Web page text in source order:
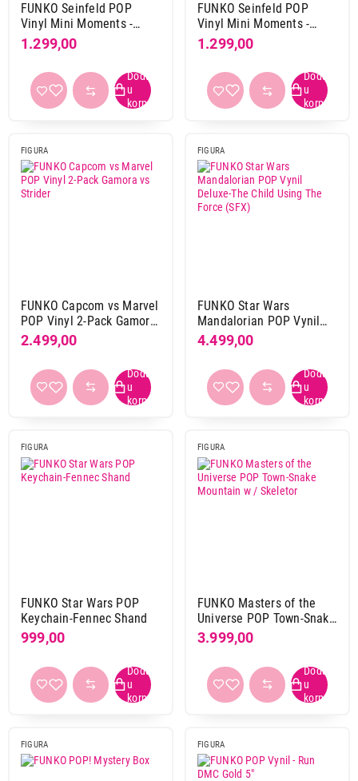
FUNKO Seinfeld POP
Vinyl Mini Moments -
Uncle Leo w / Chase
1.299,00
FUNKO Seinfeld POP
Vinyl Mini Moments -
Jerry w / Chase
1.299,00
FIGURA
FUNKO Capcom vs Marvel
POP Vinyl 2-Pack Gamora
vs Strider
2.499,00
FIGURA
FUNKO Star Wars
Mandalorian POP Vynil
Deluxe-The Child Using
The Force (SFX)
4.499,00
FIGURA
FUNKO Star Wars POP
Keychain-Fennec Shand
999,00
FIGURA
FUNKO Masters of the
Universe POP Town-Snake
Mountain w / Skeletor
3.999,00
FIGURA FIGURA